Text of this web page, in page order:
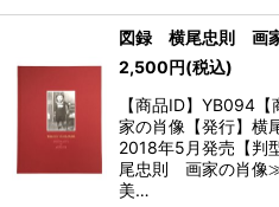
図録 横尾忠則 画
2,500円(税込)
【商品ID】YB094
家の肖像【発行】横
2018年5月発売【
尾忠則 画家の肖像
美…